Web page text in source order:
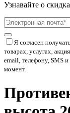
Узнавайте о
Я согласен
товарах, услугах,
email, телефону, SMS
момент.